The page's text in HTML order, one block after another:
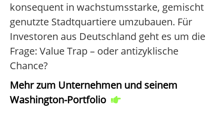
konsequent in wachstumsstarke, gemischt
genutzte Stadtquartiere umzubauen. Für
Investoren aus Deutschland geht es um die
Frage: Value Trap – oder antizyklische
Chance?
Mehr zum Unternehmen und seinem
Washington-Portfolio